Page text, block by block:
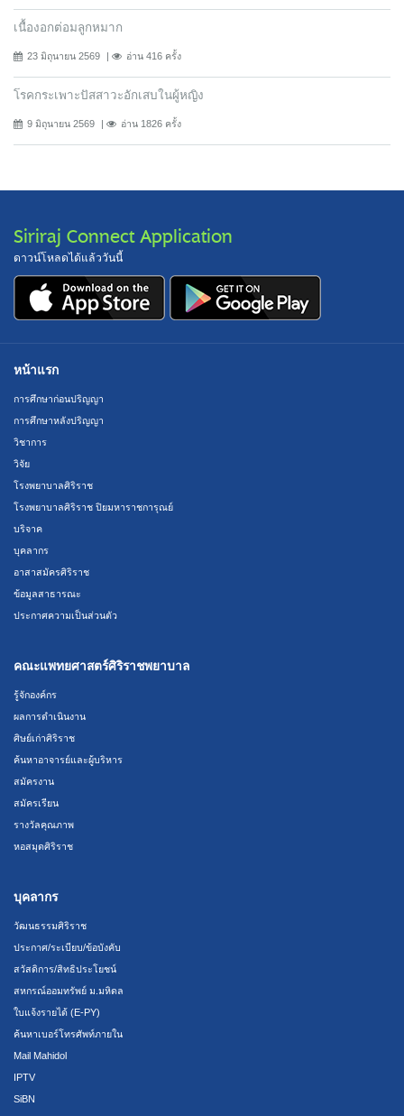
เนื้องอกต่อมลูกหมาก
23 มิถุนายน 2569 อ่าน 416 ครั้ง
โรคกระเพาะปัสสาวะอักเสบในผู้หญิง
9 มิถุนายน 2569 อ่าน 1826 ครั้ง
Siriraj Connect Application
ดาวน์โหลดได้แล้ววันนี้
หน้าแรก
การศึกษาก่อนปริญญา
การศึกษาหลังปริญญา
วิชาการ
วิจัย
โรงพยาบาลศิริราช
โรงพยาบาลศิริราช ปิยมหาราชการุณย์
บริจาค
บุคลากร
อาสาสมัครศิริราช
ข้อมูลสาธารณะ
ประกาศความเป็นส่วนตัว
คณะแพทยศาสตร์ศิริราชพยาบาล
รู้จักองค์กร
ผลการดำเนินงาน
ศิษย์เก่าศิริราช
ค้นหาอาจารย์และผู้บริหาร
สมัครงาน
สมัครเรียน
รางวัลคุณภาพ
หอสมุดศิริราช
บุคลากร
วัฒนธรรมศิริราช
ประกาศ/ระเบียบ/ข้อบังคับ
สวัสดิการ/สิทธิประโยชน์
สหกรณ์ออมทรัพย์ ม.มหิดล
ใบแจ้งรายได้ (E-PY)
ค้นหาเบอร์โทรศัพท์ภายใน
Mail Mahidol
IPTV
SiBN